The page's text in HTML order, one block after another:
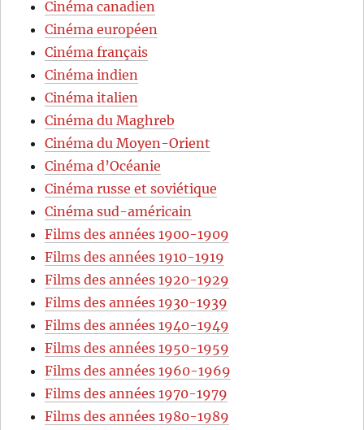
Cinéma canadien
Cinéma européen
Cinéma français
Cinéma indien
Cinéma italien
Cinéma du Maghreb
Cinéma du Moyen-Orient
Cinéma d’Océanie
Cinéma russe et soviétique
Cinéma sud-américain
Films des années 1900-1909
Films des années 1910-1919
Films des années 1920-1929
Films des années 1930-1939
Films des années 1940-1949
Films des années 1950-1959
Films des années 1960-1969
Films des années 1970-1979
Films des années 1980-1989